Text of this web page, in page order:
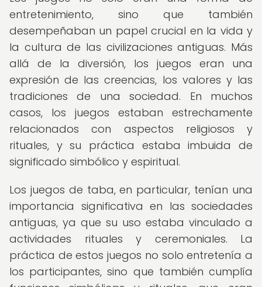
entretenimiento, sino que también
desempeñaban un papel crucial en la vida y
la cultura de las civilizaciones antiguas. Más
allá de la diversión, los juegos eran una
expresión de las creencias, los valores y las
tradiciones de una sociedad. En muchos
casos, los juegos estaban estrechamente
relacionados con aspectos religiosos y
rituales, y su práctica estaba imbuida de
significado simbólico y espiritual.
Los juegos de taba, en particular, tenían una
importancia significativa en las sociedades
antiguas, ya que su uso estaba vinculado a
actividades rituales y ceremoniales. La
práctica de estos juegos no solo entretenía a
los participantes, sino que también cumplía